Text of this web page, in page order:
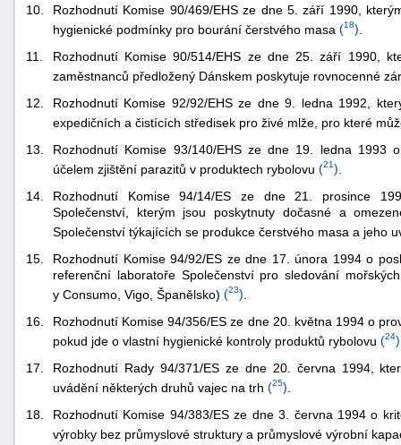
10.
Rozhodnutí Komise 90/469/EHS ze dne 5. září 1990,
hygienické podmínky pro bourání čerstvého masa (18)
11.
Rozhodnutí Komise 90/514/EHS ze dne 25. září 1990,
zaměstnanců předložený Dánskem poskytuje rovnocenné
12.
Rozhodnutí Komise 92/92/EHS ze dne 9. ledna 1992,
expedičních a čistících středisek pro živé mlže, pro které
13.
Rozhodnutí Komise 93/140/EHS ze dne 19. ledna 1993
účelem zjištění parazitů v produktech rybolovu (21)
14.
Rozhodnutí Komise 94/14/ES ze dne 21. prosince
Společenství, kterým jsou poskytnuty dočasné a
Společenství týkajících se produkce čerstvého masa a jeho
15.
Rozhodnutí Komise 94/92/ES ze dne 17. února 1994 o
referenční laboratoře Společenství pro sledování
y Consumo, Vigo, Španělsko) (23)
16.
Rozhodnutí Komise 94/356/ES ze dne 20. května 1994 o
pokud jde o vlastní hygienické kontroly produktů rybolovu (24)
17.
Rozhodnutí Rady 94/371/ES ze dne 20. června 1994,
uvádění některých druhů vajec na trh (25)
18.
Rozhodnutí Komise 94/383/ES ze dne 3. června 1994 o
výrobky bez průmyslové struktury a průmyslové výrobní